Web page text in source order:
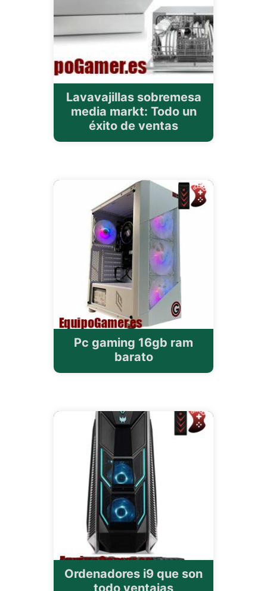
Lavavajillas sobremesa
media markt: Todo un
éxito de ventas
Pc gaming 16gb ram
barato
Ordenadores i9 que son
todo ventajas